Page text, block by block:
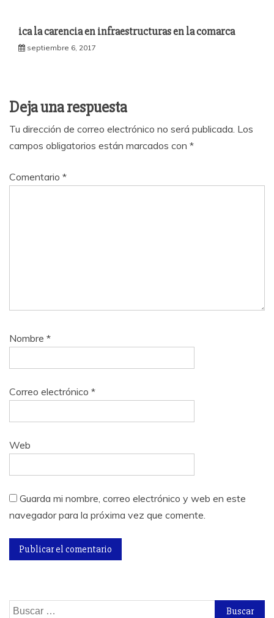
ica la carencia en infraestructuras en la comarca
septiembre 6, 2017
Deja una respuesta
Tu dirección de correo electrónico no será publicada. Los
campos obligatorios están marcados con *
Comentario *
Nombre *
Correo electrónico *
Web
Guarda mi nombre, correo electrónico y web en este
navegador para la próxima vez que comente.
Buscar: